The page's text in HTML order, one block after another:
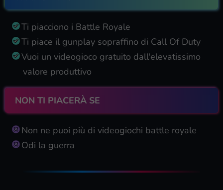
Ti piacciono i Battle Royale
Ti piace il gunplay sopraffino di Call Of Duty
Vuoi un videogioco gratuito dall'elevatissimo
valore produttivo
NON TI PIACERÀ SE
Non ne puoi più di videogiochi battle royale
Odi la guerra